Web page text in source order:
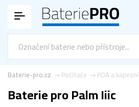
PDA a
Počítače
Baterie-pro.cz
Baterie pro Palm Iiic